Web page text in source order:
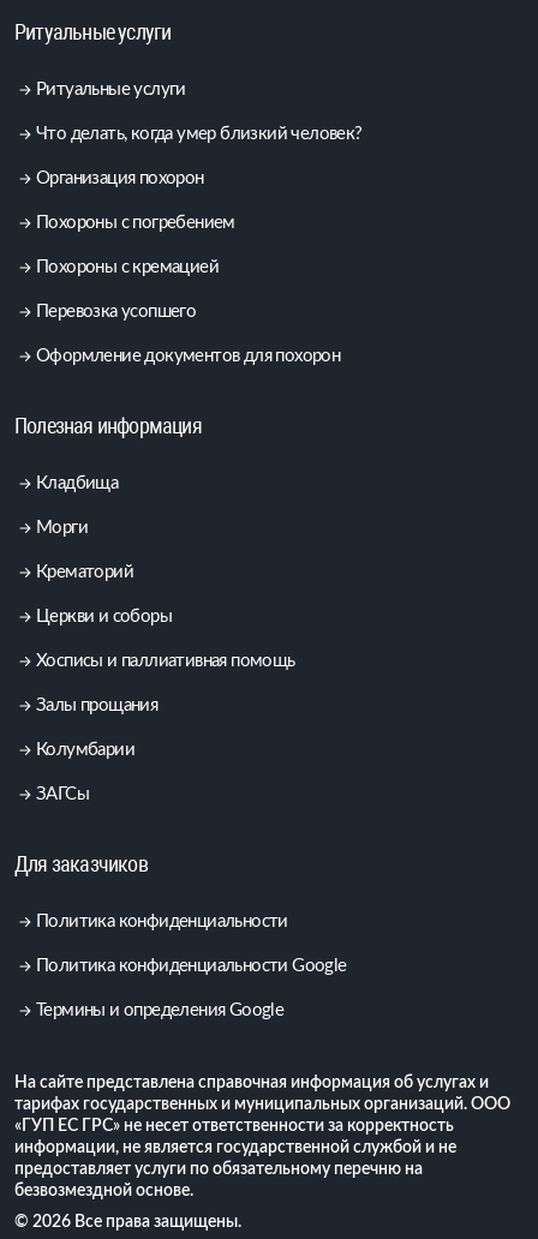
Ритуальные услуги
Ритуальные услуги
Что делать, когда умер близкий человек?
Организация похорон
Похороны с погребением
Похороны с кремацией
Перевозка усопшего
Оформление документов для похорон
Полезная информация
Кладбища
Морги
Крематорий
Церкви и соборы
Хосписы и паллиативная помощь
Залы прощания
Колумбарии
ЗАГСы
Для заказчиков
Политика конфиденциальности
Политика конфиденциальности Google
Термины и определения Google
На сайте представлена справочная информация об услугах и
тарифах государственных и муниципальных организаций. ООО
«ГУП ЕС ГРС» не несет ответственности за корректность
информации, не является государственной службой и не
предоставляет услуги по обязательному перечню на
безвозмездной основе.
© 2026 Все права защищены.